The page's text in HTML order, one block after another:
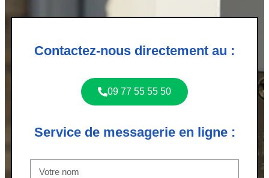
Contactez-nous directement au :
09 77 55 55 50
Service de messagerie en ligne :